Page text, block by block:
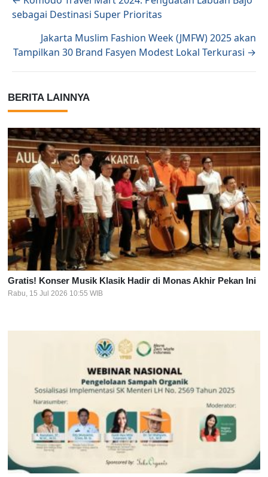
sebagai Destinasi Super Prioritas
Jakarta Muslim Fashion Week (JMFW) 2025 akan
Tampilkan 30 Brand Fasyen Modest Lokal Terkurasi →
BERITA LAINNYA
Gratis! Konser Musik Klasik Hadir di Monas Akhir Pekan Ini
Rabu, 15 Jul 2026 10:55 WIB